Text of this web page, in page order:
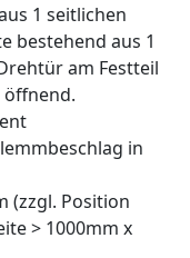
1 seitlichen
bestehend aus 1
am Festteil
öffnend.
in
(zzgl. Position
> 1000mm x